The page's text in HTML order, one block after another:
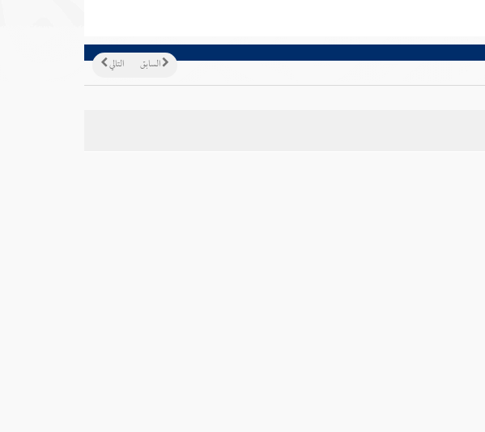
التالي السابق